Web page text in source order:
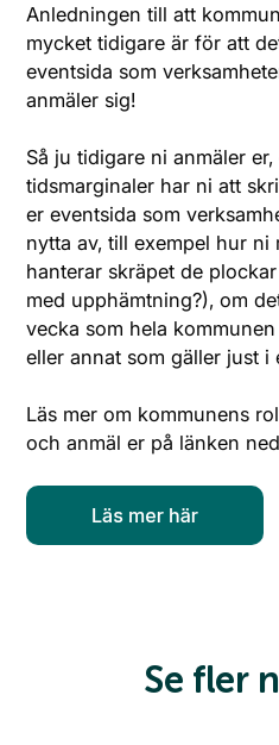
Anledningen till att
mycket tidigare är för att
eventsida som
anmäler sig!
Så ju tidigare ni anmäler
tidsmarginaler har ni att
er eventsida som
nytta av, till exempel hur ni
hanterar skräpet de
med upphämtning?), om
vecka som hela
eller annat som gäller just i
Läs mer om kommunens
och anmäl er på länken
Se fler